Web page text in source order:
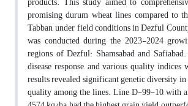
promising durum wheat lines compared to
Tabban, under field conditions in Dezful
was conducted during the 2023-2024
regions of Dezful: Shamsabad and
disease response, and various quality indices
results revealed significant genetic diversity
quality among the lines. Line D-99-10, with